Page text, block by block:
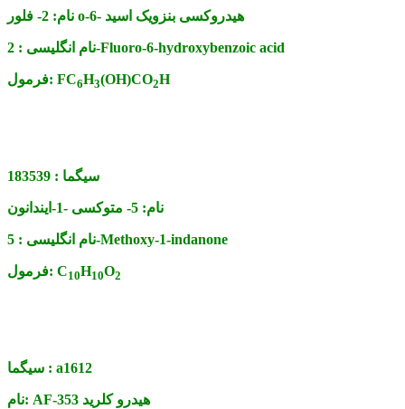
نام: 2- فلور o-6- هیدروکسی بنزویک اسید
نام انگلیسی :2-Fluoro-6-hydroxybenzoic acid
فرمول: FC6H3(OH)CO2H
سیگما : 183539
نام: 5- متوکسی -1-ایندانون
نام انگلیسی :5-Methoxy-1-indanone
فرمول: C10H10O2
سیگما : a1612
نام: AF-353 هیدرو کلرید